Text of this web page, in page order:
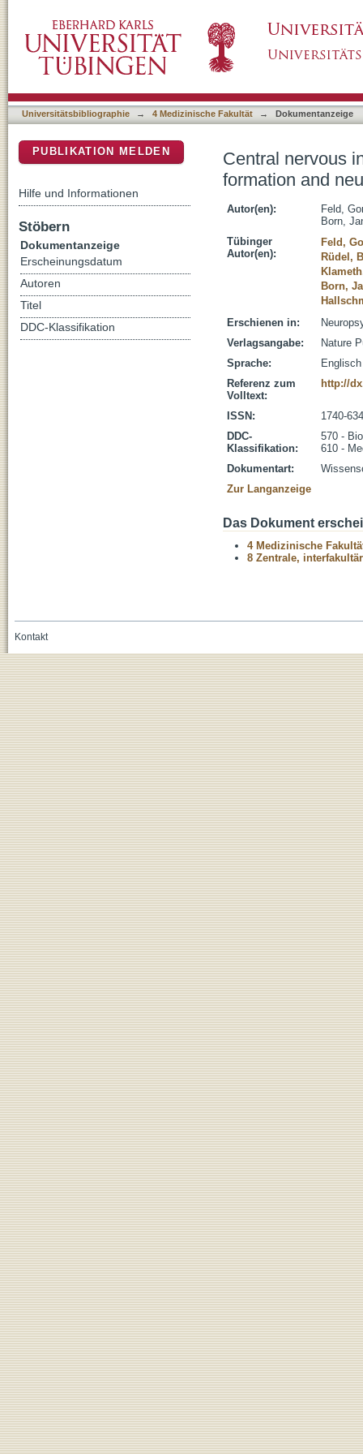
regulation
Universitätsbibliographie → 4 Medizinische Fakultät → Dokumentanzeige
Central nervous
formation and
Autor(en):
Feld,
Born,
Tübinger
Autor(en):
Feld,
Rüdel,
Born,
Erschienen in:
Verlagsangabe:
Nature
Sprache:
Englisch
Referenz zum
Volltext:
http://
ISSN:
1740-
DDC-
Klassifikation:
570 -
610 -
Dokumentart:
Zur Langanzeige
Das Dokument
4 Medizinische
8 Zentrale,
PUBLIKATION MELDEN
Hilfe und Informationen
Stöbern
Dokumentanzeige
Erscheinungsdatum
Autoren
Titel
DDC-Klassifikation
Kontakt